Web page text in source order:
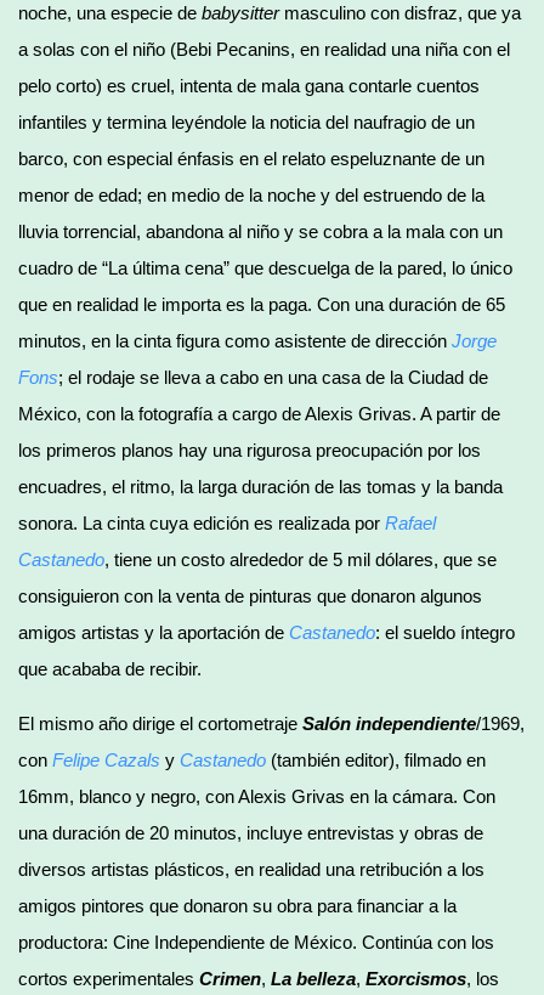
noche, una especie de babysittermasculino con disfraz, que ya
a solas con el niño (Bebi Pecanins, en realidad una niña con el
pelo corto) es cruel, intenta de mala gana contarle cuentos
infantiles y termina leyéndole la noticia del naufragio de un
barco, con especial énfasis en el relato espeluznante de un
menor de edad; en medio de la noche y del estruendo de la
lluvia torrencial, abandona al niño y se cobra a la mala con un
cuadro de “La última cena” que descuelga de la pared, lo único
que en realidad le importa es la paga. Con una duración de 65
minutos, en la cinta figura como asistente de dirección Jorge
Fons; el rodaje se lleva a cabo en una casa de la Ciudad de
México, con la fotografía a cargo de Alexis Grivas. A partir de
los primeros planos hay una rigurosa preocupación por los
encuadres, el ritmo, la larga duración de las tomas y la banda
sonora. La cinta cuya edición es realizada por Rafael
Castanedo, tiene un costo alrededor de 5 mil dólares, que se
consiguieron con la venta de pinturas que donaron algunos
amigos artistas y la aportación de Castanedo: el sueldo íntegro
que acababa de recibir.
El mismo año dirige el cortometraje Salón independiente/1969,
con Felipe Cazals y Castanedo (también editor), filmado en
16mm, blanco y negro, con Alexis Grivas en la cámara. Con
una duración de 20 minutos, incluye entrevistas y obras de
diversos artistas plásticos, en realidad una retribución a los
amigos pintores que donaron su obra para financiar a la
productora: Cine Independiente de México. Continúa con los
cortos experimentales Crimen, La belleza, Exorcismos, los